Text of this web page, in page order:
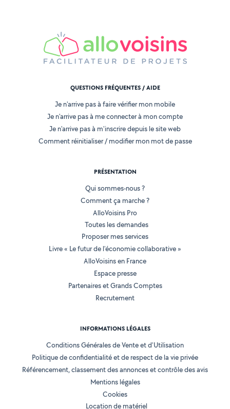
QUESTIONS FRÉQUENTES / AIDE
Je n'arrive pas à faire vérifier mon mobile
Je n'arrive pas à me connecter à mon compte
Je n'arrive pas à m'inscrire depuis le site web
Comment réinitialiser / modifier mon mot de passe
PRÉSENTATION
Qui sommes-nous ?
Comment ça marche ?
AlloVoisins Pro
Toutes les demandes
Proposer mes services
Livre « Le futur de l'économie collaborative »
AlloVoisins en France
Espace presse
Partenaires et Grands Comptes
Recrutement
INFORMATIONS LÉGALES
Conditions Générales de Vente et d'Utilisation
Politique de confidentialité et de respect de la vie privée
Référencement, classement des annonces et contrôle des avis
Mentions légales
Cookies
Location de matériel